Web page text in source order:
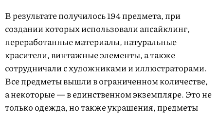
В результате получилось 194 предмета, при
создании которых использовали апсайклинг,
переработанные материалы, натуральные
красители, винтажные элементы, а также
сотрудничали с художниками и иллюстраторами.
Все предметы вышли в ограниченном количестве,
а некоторые — в единственном экземпляре. Это не
только одежда, но также украшения, предметы